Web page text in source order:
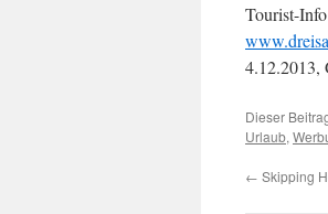
Tourist-
4.12.2013,
Dieser
Urlaub,
← Skipping